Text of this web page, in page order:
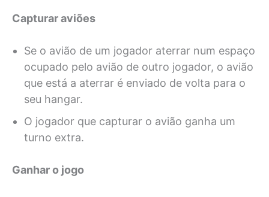
Capturar aviões
Se o avião de um jogador aterrar num espaço
ocupado pelo avião de outro jogador, o avião
que está a aterrar é enviado de volta para o
seu hangar.
O jogador que capturar o avião ganha um
turno extra.
Ganhar o jogo